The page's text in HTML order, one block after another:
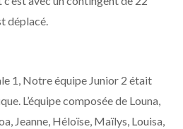
déplacé.
1, Notre équipe Junior 2 était
L’équipe composée de Louna,
Jeanne, Héloïse, Maïlys, Louisa,